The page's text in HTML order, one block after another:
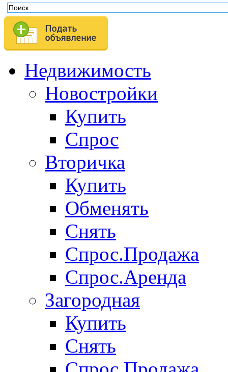
Недвижимость
Новостройки
Купить
Спрос
Вторичка
Купить
Обменять
Снять
Спрос.Продажа
Спрос.Аренда
Загородная
Купить
Снять